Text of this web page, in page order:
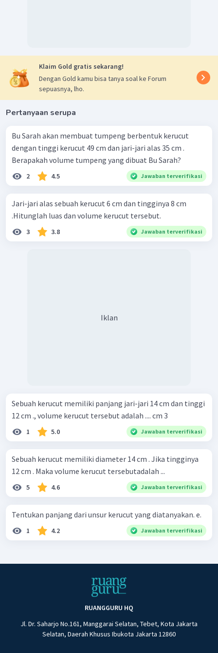
Klaim Gold gratis sekarang!
Dengan Gold kamu bisa tanya soal ke Forum
sepuasnya, lho.
Pertanyaan serupa
Bu Sarah akan membuat tumpeng berbentuk kerucut
dengan tinggi kerucut 49 cm dan jari-jari alas 35 cm .
Berapakah volume tumpeng yang dibuat Bu Sarah?
2 4.5 Jawaban terverifikasi
Jari-jari alas sebuah kerucut 6 cm dan tingginya 8 cm
.Hitunglah luas dan volume kerucut tersebut.
3 3.8 Jawaban terverifikasi
Iklan
Sebuah kerucut memiliki panjang jari-jari 14 cm dan tinggi
12 cm ., volume kerucut tersebut adalah .... cm 3
1 5.0 Jawaban terverifikasi
Sebuah kerucut memiliki diameter 14 cm . Jika tingginya
12 cm . Maka volume kerucut tersebutadalah ...
5 4.6 Jawaban terverifikasi
Tentukan panjang dari unsur kerucut yang diatanyakan. e.
1 4.2 Jawaban terverifikasi
RUANGGURU HQ
Jl. Dr. Saharjo No.161, Manggarai Selatan, Tebet, Kota Jakarta
Selatan, Daerah Khusus Ibukota Jakarta 12860